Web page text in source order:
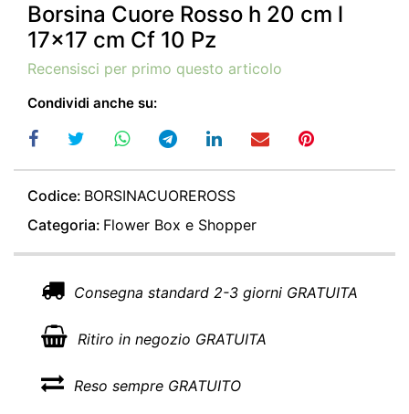
Borsina Cuore Rosso h 20 cm l
17x17 cm Cf 10 Pz
Recensisci per primo questo articolo
Condividi anche su:
Codice: BORSINACUOREROSS
Categoria: Flower Box e Shopper
Consegna standard 2-3 giorni GRATUITA
Ritiro in negozio GRATUITA
Reso sempre GRATUITO